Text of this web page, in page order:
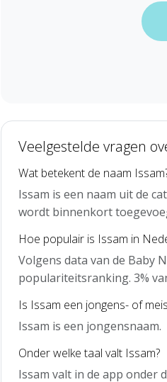
Veelgestelde vragen
Wat betekent de naam
Issam is een naam uit de
wordt binnenkort
Hoe populair is Issam in
Volgens data van de Baby
populariteitsranking. 3%
Is Issam een jongens- of
Issam is een jongensnaam.
Onder welke taal valt Issam?
Issam valt in de app onder